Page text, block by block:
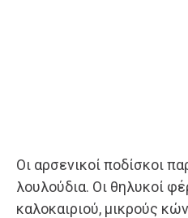
Οι αρσενικοί ποδίσκοι
λουλούδια. Οι θηλυκοί
καλοκαιριού, μικρούς